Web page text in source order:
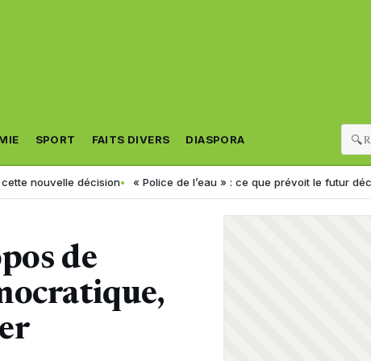
SPORT FAITS DIVERS DIASPORA 🔍
décision « Police de l’eau » : ce que prévoit le futur décret
de